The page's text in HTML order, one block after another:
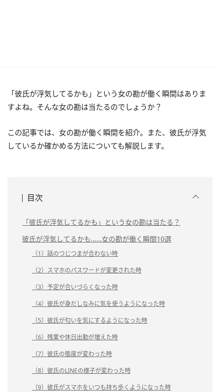
「彼氏が浮気してるかも」という女の勘が働く瞬間はありま
すよね。そんな女の勘は当たるのでしょうか？
この記事では、女の勘が働く瞬間を紹介。また、彼氏が浮気
しているか確かめる方法についても解説します。
目次
「彼氏が浮気してるかも」という女の勘は当たる？
彼氏が浮気してるかも……女の勘が働く瞬間10選
（1）話のつじつまが合わない時
（2）スマホのパスワードが変更された時
（3）予定が合いづらくなった時
（4）彼氏が身だしなみに気を使うようになった時
（5）彼氏が匂いを気にするようになった時
（6）残業や休日出勤が増えた時
（7）彼氏の態度が変わった時
（8）彼氏のLINEの様子が変わった時
（9）彼氏がスマホをいつも持ち歩くようになった時